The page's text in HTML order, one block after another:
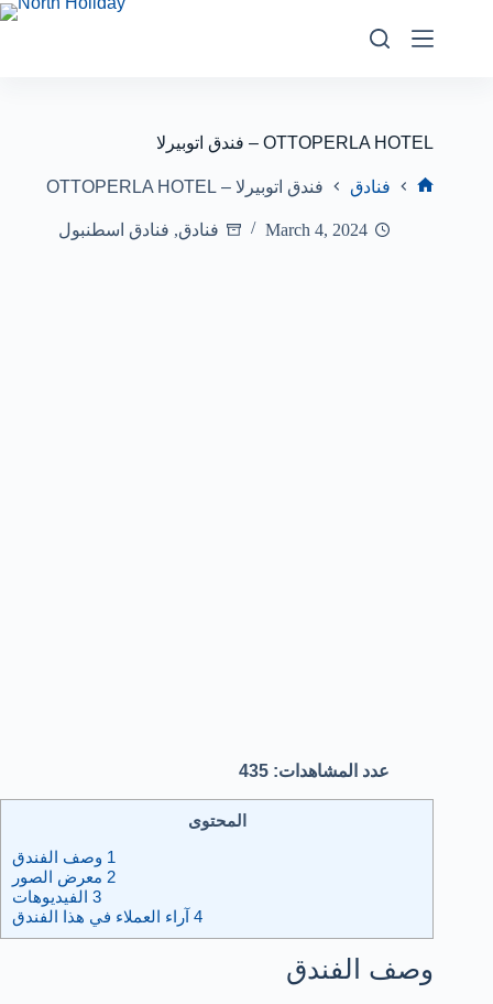
فندق اتوبيرلا – OTTOPERLA HOTEL
فنادق فندق اتوبيرلا – OTTOPERLA HOTEL
March 4, 2024 فنادق, فنادق اسطنبول
عدد المشاهدات: 435
المحتوى
1 وصف الفندق
2 معرض الصور
3الفيديوهات
4آراء العملاء في هذا الفندق​
وصف الفندق